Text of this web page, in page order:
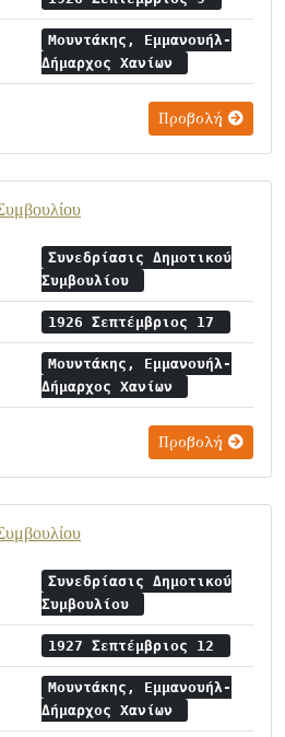
Μουντάκης, Εμμανουήλ-
Δήμαρχος Χανίων
Προβολή
Συνεδρίασις Δημοτικού
Συμβουλίου
1926 Σεπτέμβριος 17
Μουντάκης, Εμμανουήλ-
Δήμαρχος Χανίων
Προβολή
Συνεδρίασις Δημοτικού
Συμβουλίου
1927 Σεπτέμβριος 12
Μουντάκης, Εμμανουήλ-
Δήμαρχος Χανίων